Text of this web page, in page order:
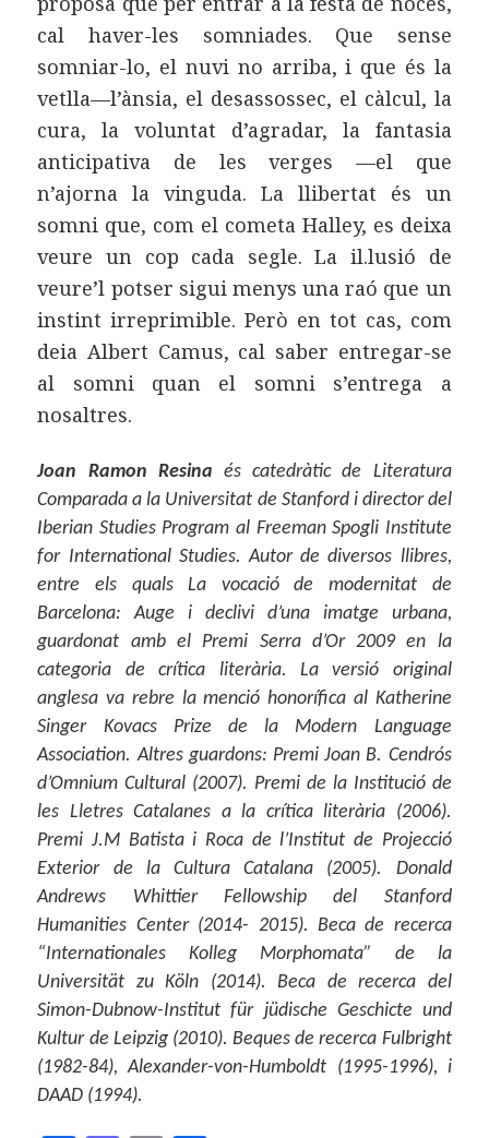
cal haver-les somniades. Que sense
somniar-lo, el nuvi no arriba, i que és la
vetlla—l’ànsia, el desassossec, el càlcul, la
cura, la voluntat d’agradar, la fantasia
anticipativa de les verges —el que
n’ajorna la vinguda. La llibertat és un
somni que, com el cometa Halley, es deixa
veure un cop cada segle. La il.lusió de
veure’l potser sigui menys una raó que un
instint irreprimible. Però en tot cas, com
deia Albert Camus, cal saber entregar-se
al somni quan el somni s’entrega a
nosaltres.
Joan Ramon Resina és catedràtic de Literatura
Comparada a la Universitat de Stanford i director del
Iberian Studies Program al Freeman Spogli Institute
for International Studies. Autor de diversos llibres,
entre els quals La vocació de modernitat de
Barcelona: Auge i declivi d’una imatge urbana,
guardonat amb el Premi Serra d’Or 2009 en la
categoria de crítica literària. La versió original
anglesa va rebre la menció honorífica al Katherine
Singer Kovacs Prize de la Modern Language
Association. Altres guardons: Premi Joan B. Cendrós
d’Omnium Cultural (2007). Premi de la Institució de
les Lletres Catalanes a la crítica literària (2006).
Premi J.M Batista i Roca de l’Institut de Projecció
Exterior de la Cultura Catalana (2005). Donald
Andrews Whittier Fellowship del Stanford
Humanities Center (2014- 2015). Beca de recerca
“Internationales Kolleg Morphomata” de la
Universität zu Köln (2014). Beca de recerca del
Simon-Dubnow-Institut für jüdische Geschicte und
Kultur de Leipzig (2010). Beques de recerca Fulbright
(1982-84), Alexander-von-Humboldt (1995-1996), i
DAAD (1994).